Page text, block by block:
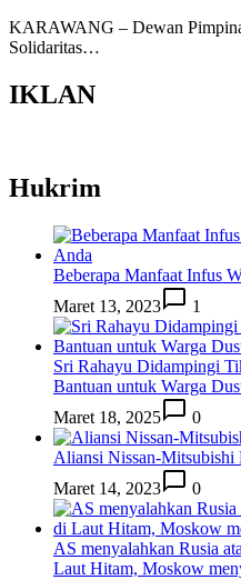
KARAWANG – Dewan
Solidaritas…
IKLAN
Hukrim
Beberapa Manfaat Infus
Maret 13, 2023
1
Sri Rahayu Didampingi
Bantuan untuk Warga
Maret 18, 2025
0
Aliansi Nissan-
Maret 14, 2023
0
AS menyalahkan Rusia
Laut Hitam, Moskow